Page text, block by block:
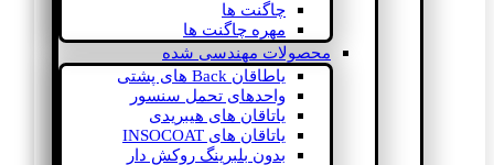
چاگنت ها
مهره چاگنت ها
محصولات مهندسی شده
یاطاقان Back های پشتی
واحدهای تحمل سنسور
یاتاقان های هیبریدی
یاتاقان های INSOCOAT
بدون بلبرینگ روکش دار